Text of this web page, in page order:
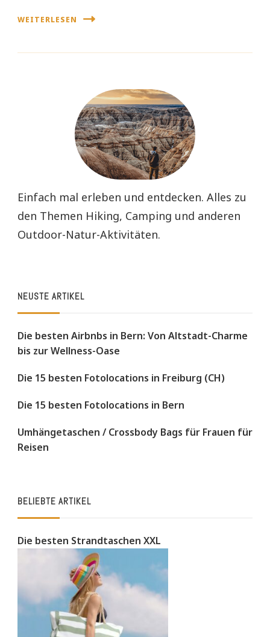
WEITERLESEN
Einfach mal erleben und entdecken. Alles zu
den Themen Hiking, Camping und anderen
Outdoor-Natur-Aktivitäten.
NEUSTE ARTIKEL
Die besten Airbnbs in Bern: Von Altstadt-Charme
bis zur Wellness-Oase
Die 15 besten Fotolocations in Freiburg (CH)
Die 15 besten Fotolocations in Bern
Umhängetaschen / Crossbody Bags für Frauen für
Reisen
BELIEBTE ARTIKEL
Die besten Strandtaschen XXL